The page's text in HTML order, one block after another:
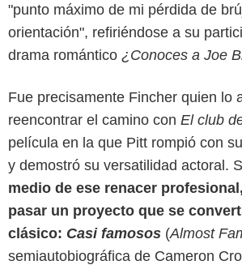
"punto máximo de mi pérdida de
orientación", refiriéndose a su
drama romántico ¿Conoces a Joe
Fue precisamente Fincher quien lo
reencontrar el camino con El club
película en la que Pitt rompió con
y demostró su versatilidad actoral.
medio de ese renacer
pasar un proyecto que se
clásico: Casi famosos (Almost
semiautobiográfica de Cameron